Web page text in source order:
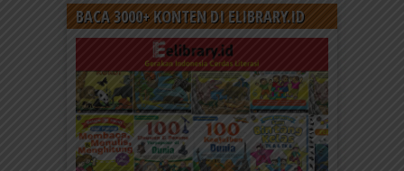
BACA 3000+ KONTEN DI ELIBRARY.ID